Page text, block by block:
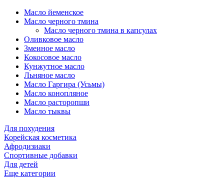
Масло йеменское
Масло черного тмина
Масло черного тмина в капсулах
Оливковое масло
Змеиное масло
Кокосовое масло
Кунжутное масло
Льняное масло
Масло Гаргира (Усьмы)
Масло конопляное
Масло расторопши
Масло тыквы
Для похудения
Корейская косметика
Афродизиаки
Спортивные добавки
Для детей
Еще категории